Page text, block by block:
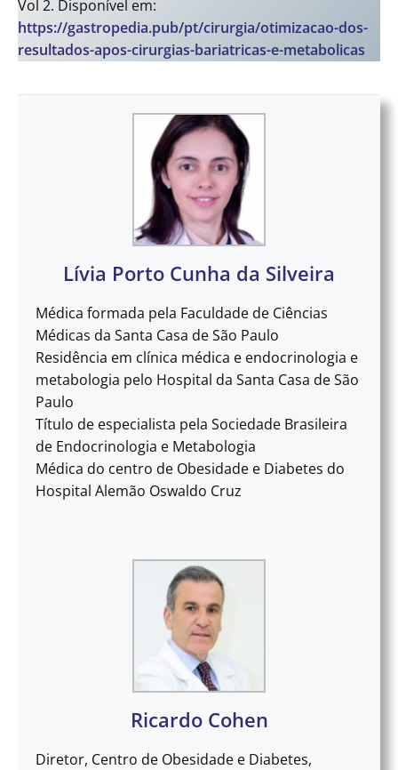
Vol 2. Disponível em:
https://gastropedia.pub/pt/cirurgia/otimizacao-dos-
resultados-apos-cirurgias-bariatricas-e-metabolicas
Lívia Porto Cunha da Silveira
Médica formada pela Faculdade de Ciências
Médicas da Santa Casa de São Paulo
Residência em clínica médica e endocrinologia e
metabologia pelo Hospital da Santa Casa de São
Paulo
Título de especialista pela Sociedade Brasileira
de Endocrinologia e Metabologia
Médica do centro de Obesidade e Diabetes do
Hospital Alemão Oswaldo Cruz
Ricardo Cohen
Diretor, Centro de Obesidade e Diabetes,